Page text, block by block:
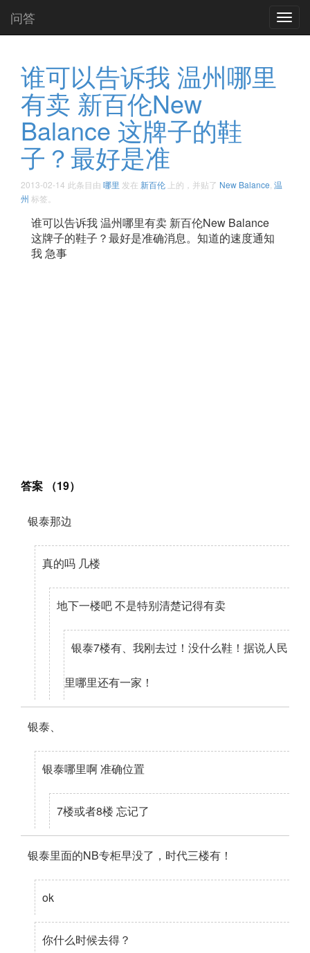
问答
谁可以告诉我 温州哪里
有卖 新百伦New
Balance 这牌子的鞋
子？最好是准
2013-02-14 此条目由 哪里 发在 新百伦 上的，并贴了 New Balance 温
州 标签。
谁可以告诉我 温州哪里有卖 新百伦New Balance
这牌子的鞋子？最好是准确消息。知道的速度通知
我 急事
答案 （19）
银泰那边
真的吗 几楼
地下一楼吧 不是特别清楚记得有卖
银泰7楼有、我刚去过！没什么鞋！据说人民
里哪里还有一家！
银泰、
银泰哪里啊 准确位置
7楼或者8楼 忘记了
银泰里面的NB专柜早没了，时代三楼有！
ok
你什么时候去得？